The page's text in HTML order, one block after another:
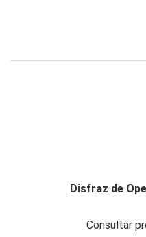
Disfraz de
Consultar